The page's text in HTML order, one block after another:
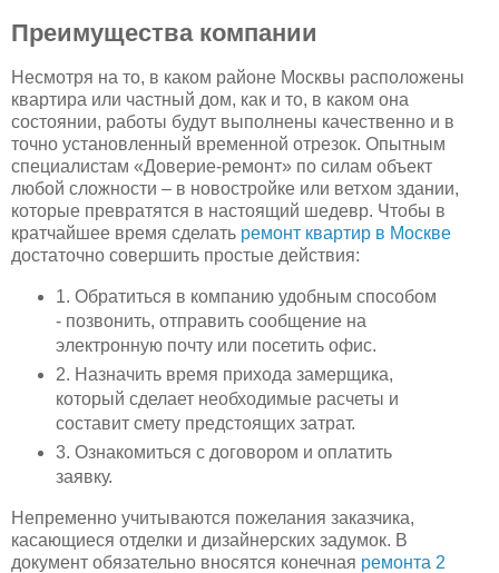
Преимущества компании
Несмотря на то, в каком районе Москвы расположены
квартира или частный дом, как и то, в каком она
состоянии, работы будут выполнены качественно и в
точно установленный временной отрезок. Опытным
специалистам «Доверие-ремонт» по силам объект
любой сложности – в новостройке или ветхом здании,
которые превратятся в настоящий шедевр. Чтобы в
кратчайшее время сделать ремонт квартир в Москве
достаточно совершить простые действия:
1. Обратиться в компанию удобным способом
- позвонить, отправить сообщение на
электронную почту или посетить офис.
2. Назначить время прихода замерщика,
который сделает необходимые расчеты и
составит смету предстоящих затрат.
3. Ознакомиться с договором и оплатить
заявку.
Непременно учитываются пожелания заказчика,
касающиеся отделки и дизайнерских задумок. В
документ обязательно вносятся конечная ремонта 2